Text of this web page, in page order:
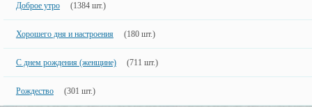
Доброе утро (1384 шт.)
Хорошего дня и настроения (180 шт.)
С днем рождения (женщине) (711 шт.)
Рождество (301 шт.)